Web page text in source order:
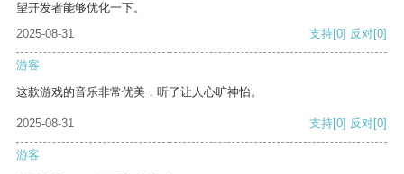
望开发者能够优化一下。
2025-08-31
支持[0] 反对[0]
游客
这款游戏的音乐非常优美，听了让人心旷神怡。
2025-08-31 支持[0] 反对[0]
游客